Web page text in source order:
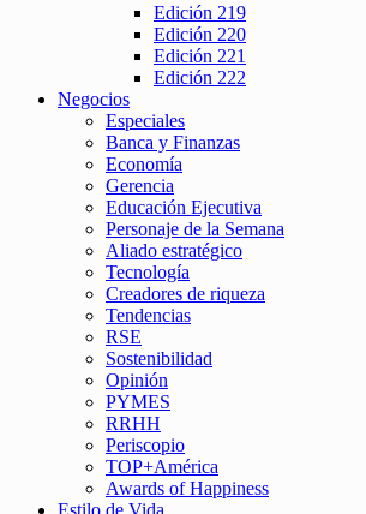
Edición 219
Edición 220
Edición 221
Edición 222
Negocios
Especiales
Banca y Finanzas
Economía
Gerencia
Educación Ejecutiva
Personaje de la Semana
Aliado estratégico
Tecnología
Creadores de riqueza
Tendencias
RSE
Sostenibilidad
Opinión
PYMES
RRHH
Periscopio
TOP+América
Awards of Happiness
Estilo de Vida